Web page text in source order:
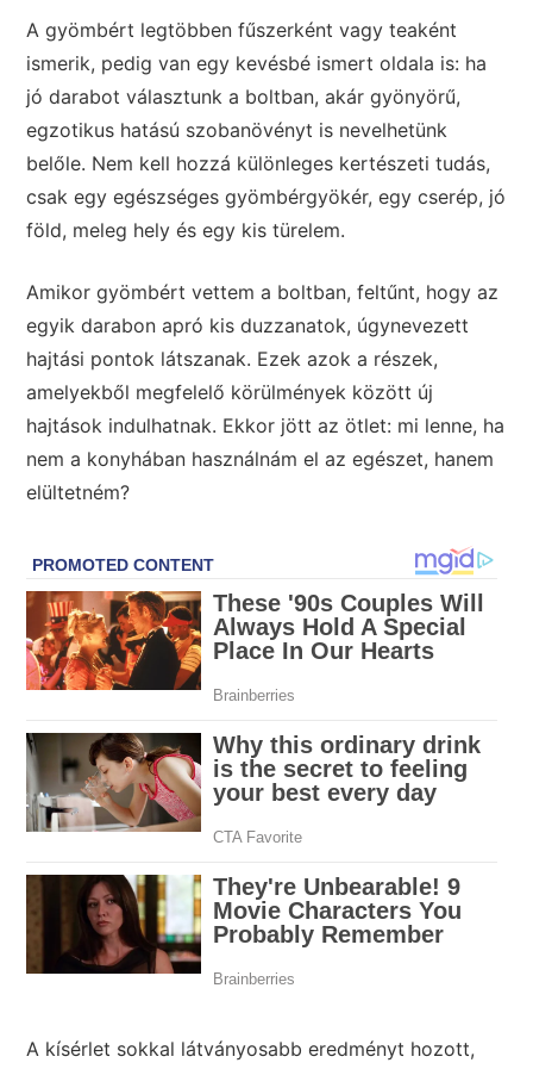
A gyömbért legtöbben fűszerként vagy teaként
ismerik, pedig van egy kevésbé ismert oldala is: ha
jó darabot választunk a boltban, akár gyönyörű,
egzotikus hatású szobanövényt is nevelhetünk
belőle. Nem kell hozzá különleges kertészeti tudás,
csak egy egészséges gyömbérgyökér, egy cserép, jó
föld, meleg hely és egy kis türelem.
Amikor gyömbért vettem a boltban, feltűnt, hogy az
egyik darabon apró kis duzzanatok, úgynevezett
hajtási pontok látszanak. Ezek azok a részek,
amelyekből megfelelő körülmények között új
hajtások indulhatnak. Ekkor jött az ötlet: mi lenne, ha
nem a konyhában használnám el az egészet, hanem
elültetném?
A kísérlet sokkal látványosabb eredményt hozott,